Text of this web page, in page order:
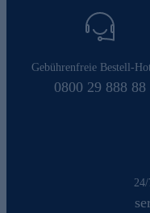
Gebührenfreie Bestell-
0800 29 888 88